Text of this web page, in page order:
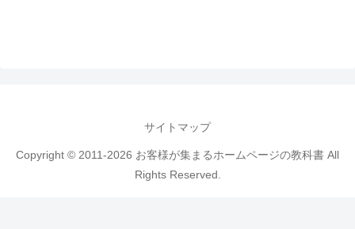
サイトマップ
Copyright © 2011-2026 お客様が集まるホームページの教科書 All
Rights Reserved.